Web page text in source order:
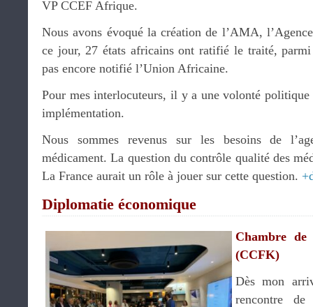
VP CCEF Afrique.
Nous avons évoqué la création de l’AMA,
ce jour, 27 états africains ont ratifié le traité, parmi
pas encore notifié l’Union Africaine.
Pour mes interlocuteurs, il y a une volonté
implémentation.
Nous sommes revenus sur les besoins de
médicament. La question du contrôle qualité des
La France aurait un rôle à jouer sur cette question.
Diplomatie économique
Chambre de
(CCFK)
Dès mon
rencontre de